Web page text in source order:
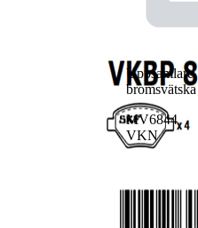
Uppsamlare,
bromsvätska
MV6844
VKN